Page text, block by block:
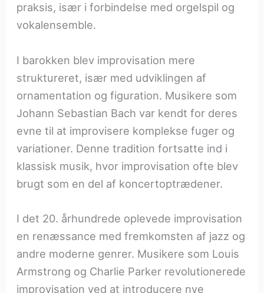
praksis, især i forbindelse med orgelspil og
vokalensemble.
I barokken blev improvisation mere
struktureret, især med udviklingen af
ornamentation og figuration. Musikere som
Johann Sebastian Bach var kendt for deres
evne til at improvisere komplekse fuger og
variationer. Denne tradition fortsatte ind i
klassisk musik, hvor improvisation ofte blev
brugt som en del af koncertoptrædener.
I det 20. århundrede oplevede improvisation
en renæssance med fremkomsten af jazz og
andre moderne genrer. Musikere som Louis
Armstrong og Charlie Parker revolutionerede
improvisation ved at introducere nye